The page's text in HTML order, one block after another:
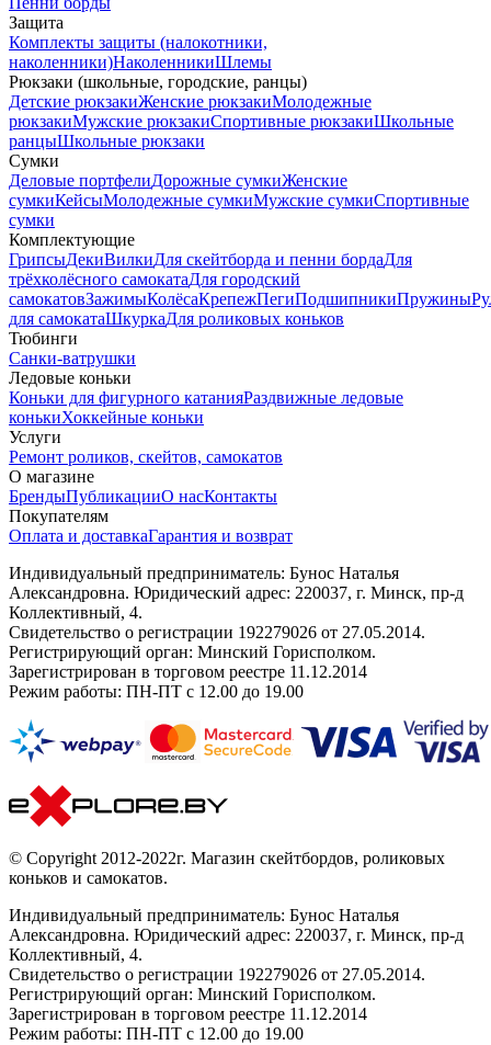
Защита
Комплекты защиты (налокотники,
наколенники)НаколенникиШлемы
Рюкзаки (школьные, городские, ранцы)
Детские рюкзакиЖенские рюкзакиМолодежные
рюкзакиМужские рюкзакиСпортивные рюкзакиШкольные
ранцыШкольные рюкзаки
Сумки
Деловые портфелиДорожные сумкиЖенские
сумкиКейсыМолодежные сумкиМужские сумкиСпортивные
сумки
Комплектующие
ГрипсыДекиВилкиДля скейтборда и пенни бордаДля
трёхколёсного самокатаДля городский
самокатовЗажимыКолёсаКрепежПегиПодшипникиПружины
для самокатаШкуркаДля роликовых коньков
Тюбинги
Санки-ватрушки
Ледовые коньки
Коньки для фигурного катанияРаздвижные ледовые
конькиХоккейные коньки
Услуги
Ремонт роликов, скейтов, самокатов
О магазине
БрендыПубликацииО насКонтакты
Покупателям
Оплата и доставкаГарантия и возврат
Индивидуальный предприниматель: Бунос Наталья
Александровна. Юридический адрес: 220037, г. Минск, пр-д
Коллективный, 4.
Свидетельство о регистрации 192279026 от 27.05.2014.
Регистрирующий орган: Минский Горисполком.
Зарегистрирован в торговом реестре 11.12.2014
Режим работы: ПН-ПТ с 12.00 до 19.00
© Copyright 2012-2022г. Магазин скейтбордов, роликовых
коньков и самокатов.
Индивидуальный предприниматель: Бунос Наталья
Александровна. Юридический адрес: 220037, г. Минск, пр-д
Коллективный, 4.
Свидетельство о регистрации 192279026 от 27.05.2014.
Регистрирующий орган: Минский Горисполком.
Зарегистрирован в торговом реестре 11.12.2014
Режим работы: ПН-ПТ с 12.00 до 19.00